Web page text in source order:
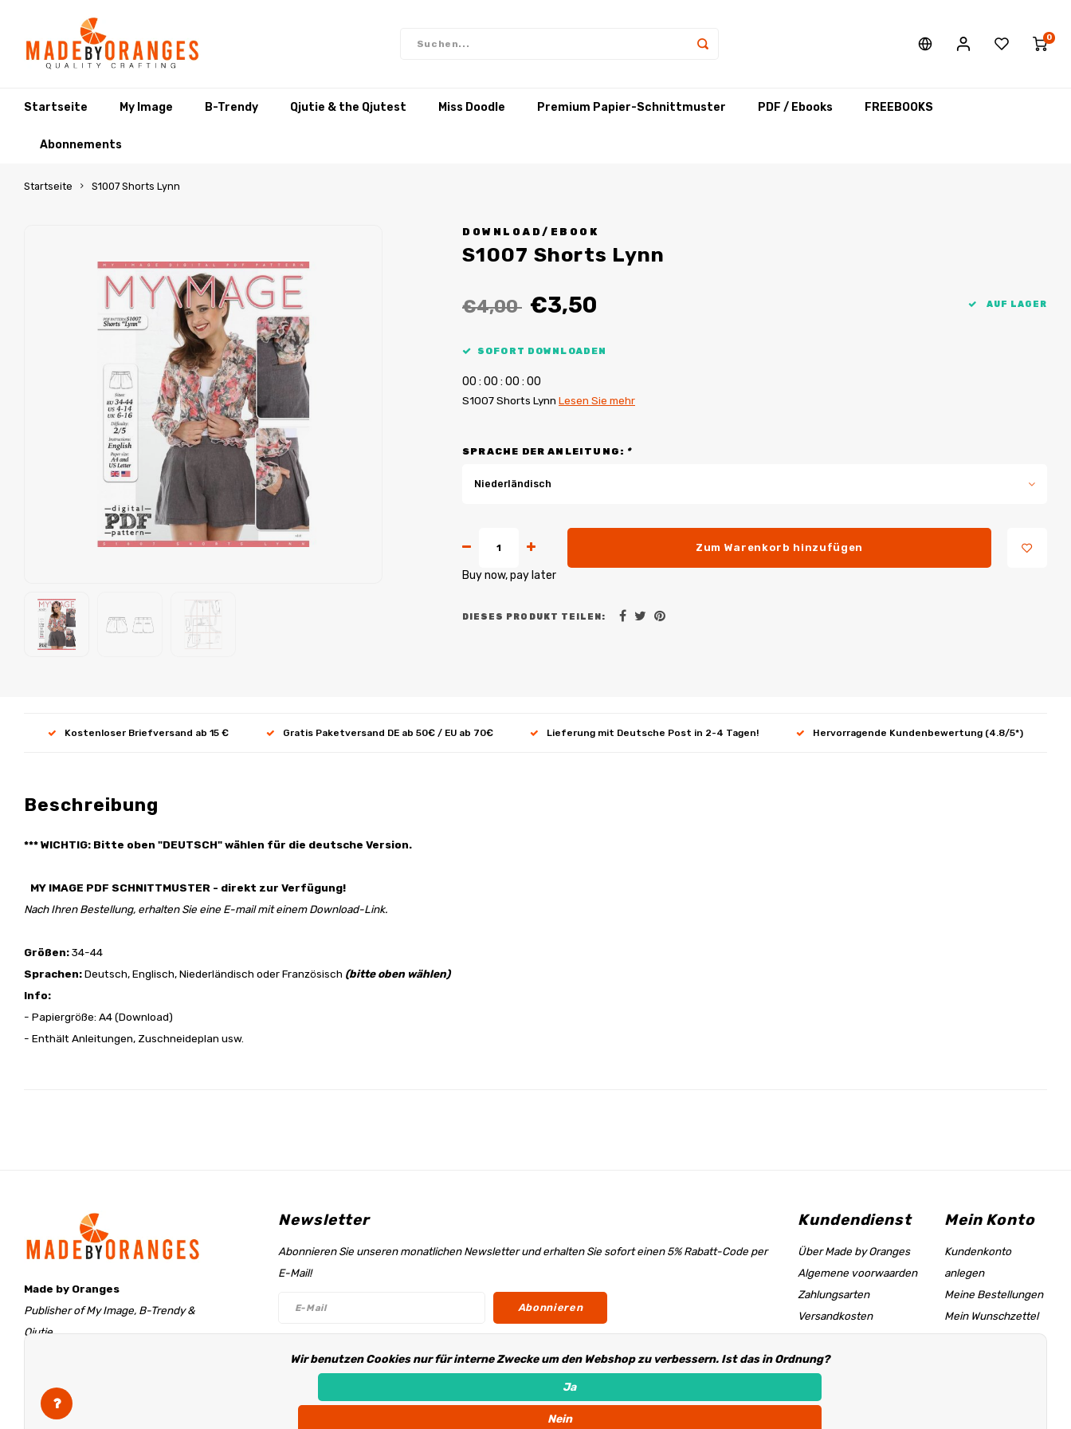
0
Startseite My Image B-Trendy Qjutie & the Qjutest Miss Doodle Premium Papier-Schnittmuster PDF / Ebooks FREEBOOKS
Abonnements
Startseite S1007 Shorts Lynn
DOWNLOAD/EBOOK
S1007 Shorts Lynn
€4,00 €3,50 AUF LAGER
SOFORT DOWNLOADEN
00 : 00 : 00 : 00
S1007 Shorts Lynn Lesen Sie mehr
SPRACHE DER ANLEITUNG: *
Niederländisch
Zum Warenkorb hinzufügen
Buy now, pay later
DIESES PRODUKT TEILEN:
Kostenloser Briefversand ab 15 € Gratis Paketversand DE ab 50€ / EU ab 70€ Lieferung mit Deutsche Post in 2-4 Tagen! Hervorragende Kundenbewertung (4.8/5*)
Beschreibung
*** WICHTIG: Bitte oben "DEUTSCH" wählen für die deutsche Version.
MY IMAGE PDF SCHNITTMUSTER - direkt zur Verfügung!
Nach Ihren Bestellung, erhalten Sie eine E-mail mit einem Download-Link.
Größen:34-44
Sprachen:Deutsch, Englisch, Niederländisch oder Französisch (bitte oben wählen)
Info:
- Papiergröße: A4 (Download)
- Enthält Anleitungen, Zuschneideplan usw.
Made by Oranges
Publisher of My Image, B-Trendy &
Qjutie
The Netherlands
info@madebyoranges.com
Newsletter
Abonnieren Sie unseren monatlichen Newsletter und erhalten Sie sofort einen 5% Rabatt-Code per
E-Mail!
Abonnieren
Folge uns
Kundendienst
Über Made by Oranges
Algemene voorwaarden
Zahlungsarten
Versandkosten
Größentabelle &
Hilfeseite
Händler Informationen
Mein Konto
Kundenkonto
anlegen
Meine Bestellungen
Mein Wunschzettel
Wir benutzen Cookies nur für interne Zwecke um den Webshop zu verbessern. Ist das in Ordnung?
Ja
Nein